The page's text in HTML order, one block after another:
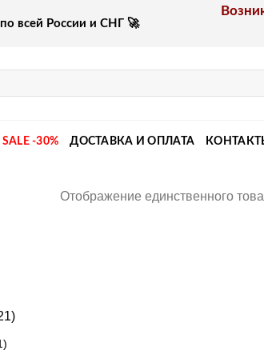
всей России и СНГ 🚀
SALE -30% ДОСТАВКА И ОПЛАТА
Отображение единственного